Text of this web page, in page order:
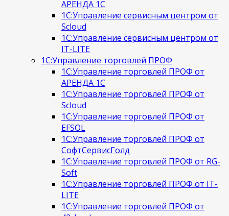
АРЕНДА 1С
1С:Управление сервисным центром от
Scloud
1С:Управление сервисным центром от
IT-LITE
1С:Управление торговлей ПРОФ
1С:Управление торговлей ПРОФ от
АРЕНДА 1С
1С:Управление торговлей ПРОФ от
Scloud
1С:Управление торговлей ПРОФ от
EFSOL
1С:Управление торговлей ПРОФ от
СофтСервисГолд
1С:Управление торговлей ПРОФ от RG-
Soft
1С:Управление торговлей ПРОФ от IT-
LITE
1С:Управление торговлей ПРОФ от